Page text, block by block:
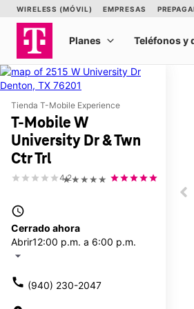
Tienda T-Mobile Experience
T-Mobile W
University Dr & Twn
Ctr Trl
★★★★★
4.2
access_time
Cerrado ahora
Abrir12:00 p.m. a 6:00 p.m.
arrow_drop_down
call (940) 230-2047